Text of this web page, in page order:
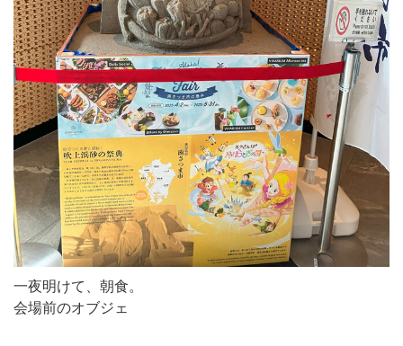
一夜明けて、朝食。
会場前のオブジェ